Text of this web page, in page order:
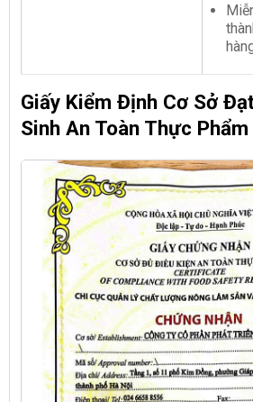
Giấy Kiểm Định Cơ Sở
Sinh An Toàn Thực Phẩm